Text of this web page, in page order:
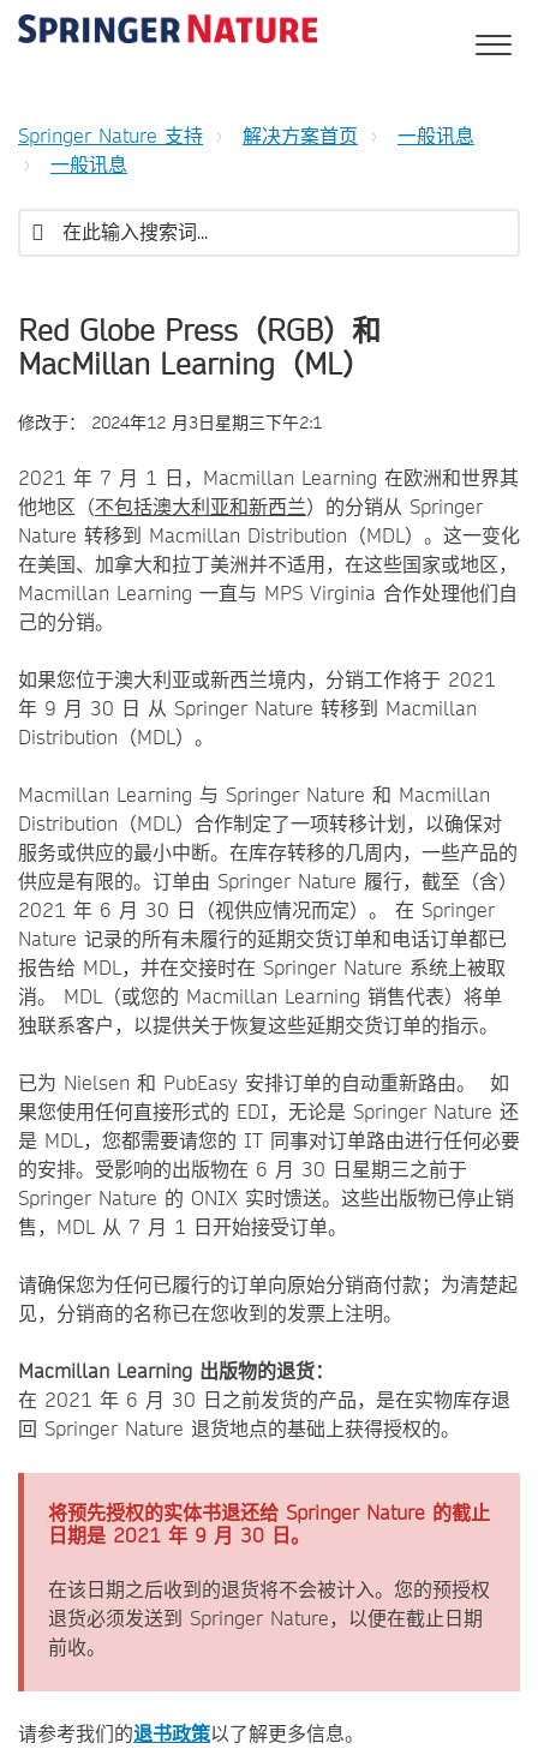
Springer Nature 支持 解决方案首页
一般讯息
一般讯息
Red Globe Press（RGB）和
MacMillan Learning（ML）
修改于： 2024年12 月3日星期三下午2:1
2021 年 7 月 1 日，Macmillan Learning 在欧洲和世界其
他地区（不包括澳大利亚和新西兰）的分销从 Springer
Nature 转移到 Macmillan Distribution（MDL）。这一变化
在美国、加拿大和拉丁美洲并不适用，在这些国家或地区，
Macmillan Learning 一直与 MPS Virginia 合作处理他们自
己的分销。
如果您位于澳大利亚或新西兰境内，分销工作将于 2021
年 9 月 30 日 从 Springer Nature 转移到 Macmillan
Distribution（MDL）。
Macmillan Learning 与 Springer Nature 和 Macmillan
Distribution（MDL）合作制定了一项转移计划，以确保对
服务或供应的最小中断。在库存转移的几周内，一些产品的
供应是有限的。订单由 Springer Nature 履行，截至（含）
2021 年 6 月 30 日（视供应情况而定）。 在 Springer
Nature 记录的所有未履行的延期交货订单和电话订单都已
报告给 MDL，并在交接时在 Springer Nature 系统上被取
消。 MDL（或您的 Macmillan Learning 销售代表）将单
独联系客户，以提供关于恢复这些延期交货订单的指示。
已为 Nielsen 和 PubEasy 安排订单的自动重新路由。 如
果您使用任何直接形式的 EDI，无论是 Springer Nature 还
是 MDL，您都需要请您的 IT 同事对订单路由进行任何必要
的安排。受影响的出版物在 6 月 30 日星期三之前于
Springer Nature 的 ONIX 实时馈送。这些出版物已停止销
售，MDL 从 7 月 1 日开始接受订单。
请确保您为任何已履行的订单向原始分销商付款；为清楚起
见，分销商的名称已在您收到的发票上注明。
Macmillan Learning 出版物的退货：
在 2021 年 6 月 30 日之前发货的产品，是在实物库存退
回 Springer Nature 退货地点的基础上获得授权的。
将预先授权的实体书退还给 Springer Nature 的截止
日期是 2021 年 9 月 30 日。
在该日期之后收到的退货将不会被计入。您的预授权
退货必须发送到 Springer Nature，以便在截止日期
前收。
请参考我们的退书政策以了解更多信息。